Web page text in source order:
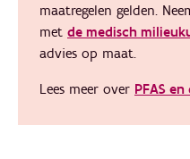
maatregelen gelden.
met de medisch
advies op maat.
Lees meer over PFAS